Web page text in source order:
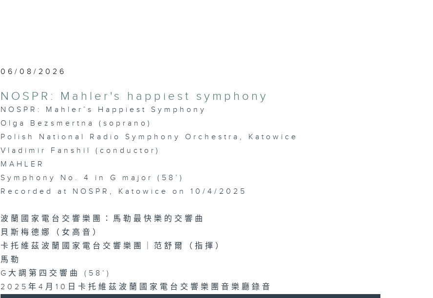
06/08/2026
NOSPR: Mahler's happiest symphony
NOSPR: Mahler’s Happiest Symphony
Olga Bezsmertna (soprano)
Polish National Radio Symphony Orchestra, Katowice
Vladimir Fanshil (conductor)
MAHLER
Symphony No. 4 in G major (58’)
Recorded at NOSPR, Katowice on 10/4/2025
波蘭國家電台交響樂團：馬勒最快樂的交響曲
貝斯梅德娜（女高音）
卡托維茲波蘭國家電台交響樂團｜范舒爾（指揮）
馬勒
G大調第四交響曲 (58’)
2025年4月10日卡托維茲波蘭國家電台交響樂團音樂廳錄音